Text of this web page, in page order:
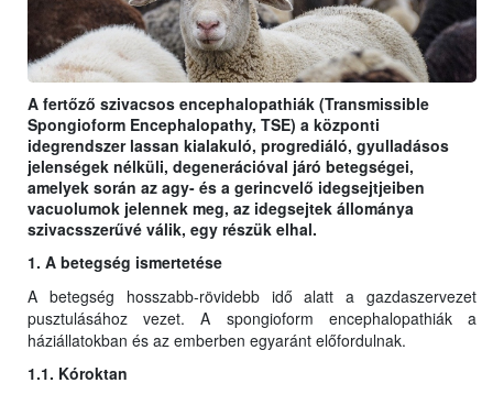
A fertőző szivacsos encephalopathiák (Transmissible
Spongioform Encephalopathy, TSE) a központi
idegrendszer lassan kialakuló, progrediáló, gyulladásos
jelenségek nélküli, degenerációval járó betegségei,
amelyek során az agy- és a gerincvelő idegsejtjeiben
vacuolumok jelennek meg, az idegsejtek állománya
szivacsszerűvé válik, egy részük elhal.
1. A betegség ismertetése
A betegség hosszabb-rövidebb idő alatt a gazdaszervezet
pusztulásához vezet. A spongioform encephalopathiák a
háziállatokban és az emberben egyaránt előfordulnak.
1.1. Kóroktan